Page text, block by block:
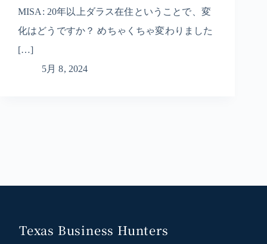
MISA: 20年以上ダラス在住ということで、変
化はどうですか？ めちゃくちゃ変わりました
[…]
5月 8, 2024
Texas Business Hunters